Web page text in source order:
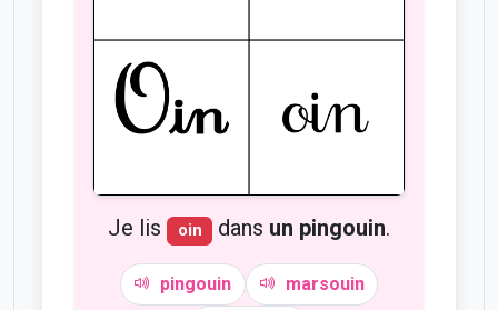
Je lis oin dans un pingouin.
pingouin marsouin